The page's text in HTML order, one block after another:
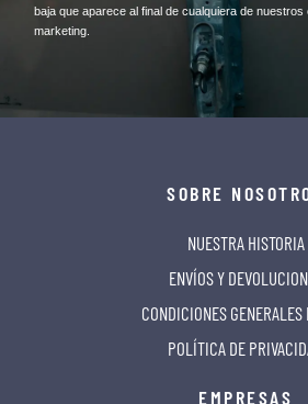
baja que aparece al final de cualquiera de
marketing.
SOBRE
NUESTRA HISTORIA
ENVÍOS Y
CONDICIONES GENERALES
POLÍTICA DE
EMPRESAS